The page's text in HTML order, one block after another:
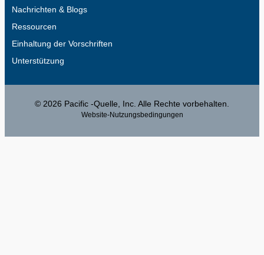
Nachrichten & Blogs
Ressourcen
Einhaltung der Vorschriften
Unterstützung
© 2026 Pacific -Quelle, Inc. Alle Rechte vorbehalten.
Website-Nutzungsbedingungen